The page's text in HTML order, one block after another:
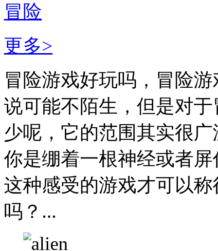
冒险
更多>
冒险游戏好玩吗，冒险
说可能不陌生，但是对
少呢，它的范围其实很
你是绷着一根神经或者
这种感受的游戏才可以
吗？...